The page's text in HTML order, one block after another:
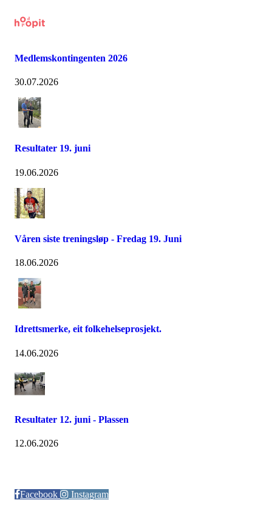
Medlemskontingenten 2026
30.07.2026
Resultater 19. juni
19.06.2026
Våren siste treningsløp - Fredag 19. Juni
18.06.2026
Idrettsmerke, eit folkehelseprosjekt.
14.06.2026
Resultater 12. juni - Plassen
12.06.2026
Facebook
Instagram